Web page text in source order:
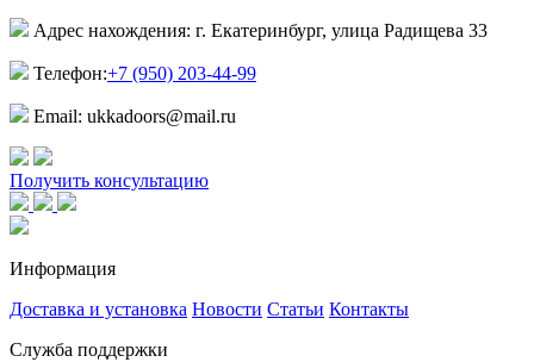
Адрес нахождения: г. Екатеринбург, улица Радищева 33
Телефон:+7 (950) 203-44-99
Email: ukkadoors@mail.ru
Получить консультацию
Информация
Доставка и установка Новости Статьи Контакты
Служба поддержки